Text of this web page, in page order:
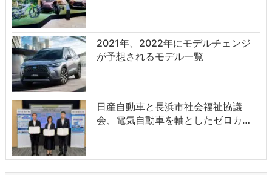
2021年、2022年にモデルチェンジ
が予想されるモデル一覧
日産自動車と長浜市社会福祉協議
会、電気自動車を軸としたゼロカ…